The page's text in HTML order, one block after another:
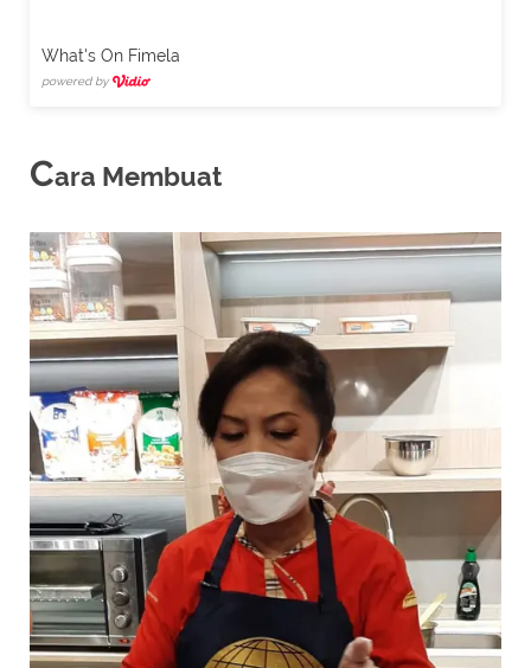
What's On Fimela
powered by
Cara Membuat